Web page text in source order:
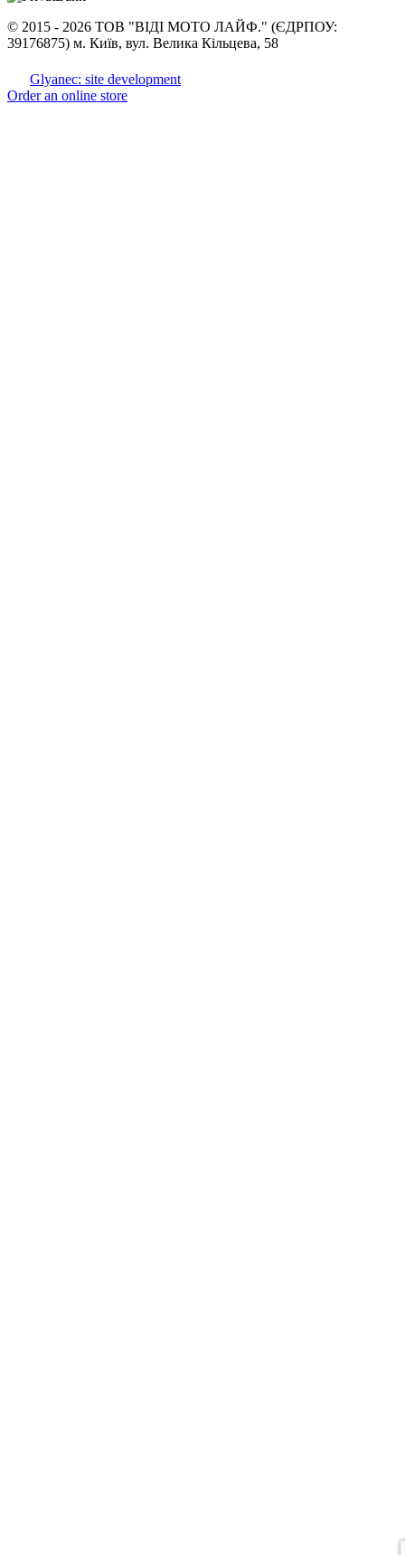
© 2015 - 2026 ТОВ "ВІДІ МОТО ЛАЙФ." (ЄДРПОУ:
39176875) м. Київ, вул. Велика Кільцева, 58
Glyanec: site development
Order an online store